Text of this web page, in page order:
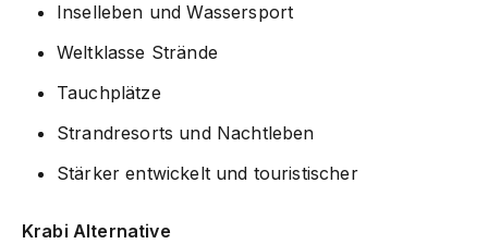
Inselleben und Wassersport
Weltklasse Strände
Tauchplätze
Strandresorts und Nachtleben
Stärker entwickelt und touristischer
Krabi Alternative